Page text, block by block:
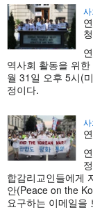
역사회 활동을 위
월 31일 오후 5시(
정이다.
합감리교인들에게
안(Peace on the
요구하는 이메일을